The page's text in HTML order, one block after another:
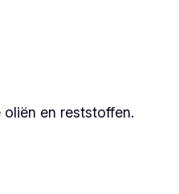
en reststoffen.